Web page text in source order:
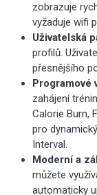
zobrazuje
vyžaduje wifi
Uživatelská
profilů.
přesnějšího
Programové
zahájení
Calorie Burn,
pro
Interval.
Moderní a
můžete
automaticky